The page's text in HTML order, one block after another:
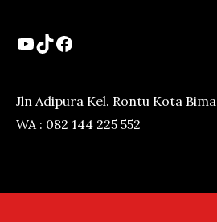
YouTube
TikTok
Facebook
Jln Adipura Kel. Rontu Kota Bima
WA : 082 144 225 552